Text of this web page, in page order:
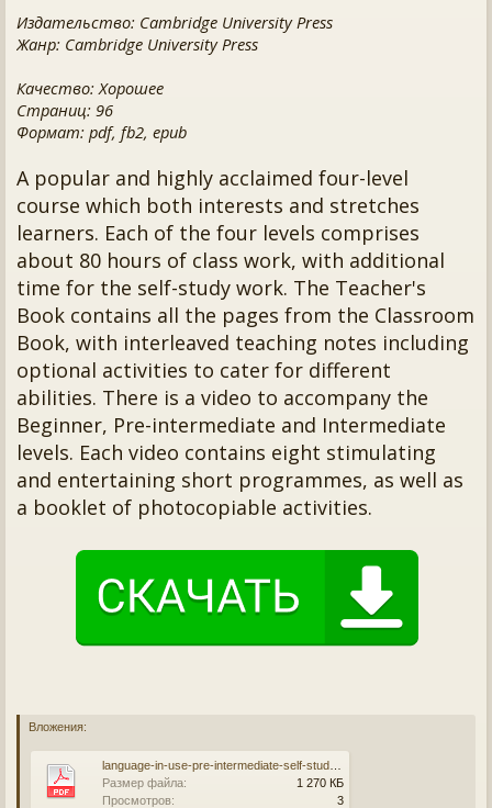
Издательство: Cambridge University Press
Жанр: Cambridge University Press
Качество: Хорошее
Страниц: 96
Формат: pdf, fb2, epub
A popular and highly acclaimed four-level
course which both interests and stretches
learners. Each of the four levels comprises
about 80 hours of class work, with additional
time for the self-study work. The Teacher's
Book contains all the pages from the Classroom
Book, with interleaved teaching notes including
optional activities to cater for different
abilities. There is a video to accompany the
Beginner, Pre-intermediate and Intermediate
levels. Each video contains eight stimulating
and entertaining short programmes, as well as
a booklet of photocopiable activities.
Вложения:
Размер файла:
1 270 КБ
Просмотров:
3